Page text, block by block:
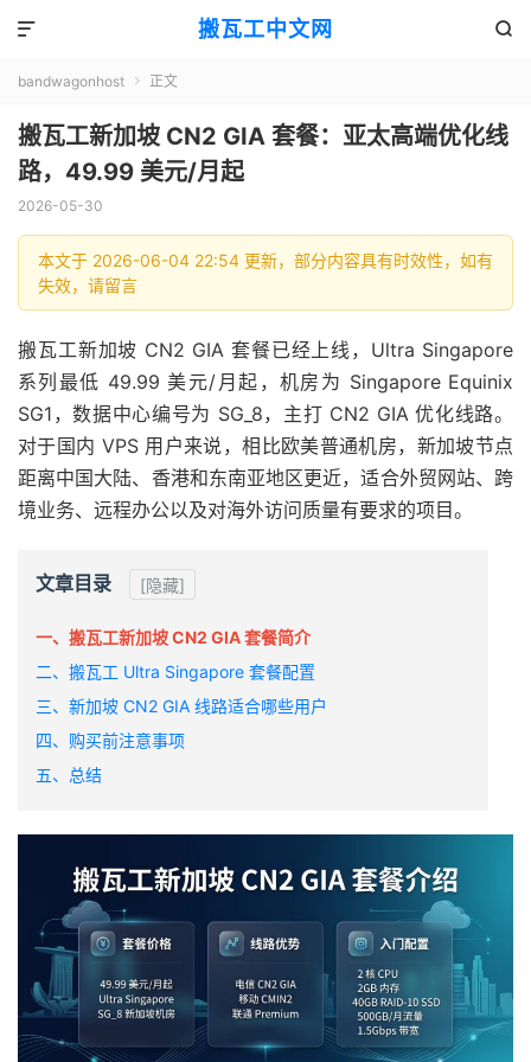
搬瓦工中文网 

bandwagonhost  正文
搬瓦工新加坡 CN2 GIA 套餐：亚太高端优化线
路，49.99 美元/月起
2026-05-30
本文于 2026-06-04 22:54 更新，部分内容具有时效性，如有
失效，请留言
搬瓦工新加坡 CN2 GIA 套餐已经上线，Ultra Singapore
系列最低 49.99 美元/月起，机房为 Singapore Equinix
SG1，数据中心编号为 SG_8，主打 CN2 GIA 优化线路。
对于国内 VPS 用户来说，相比欧美普通机房，新加坡节点
距离中国大陆、香港和东南亚地区更近，适合外贸网站、跨
境业务、远程办公以及对海外访问质量有要求的项目。
文章目录 [隐藏]
一、搬瓦工新加坡 CN2 GIA 套餐简介
二、搬瓦工 Ultra Singapore 套餐配置
三、新加坡 CN2 GIA 线路适合哪些用户
四、购买前注意事项
五、总结